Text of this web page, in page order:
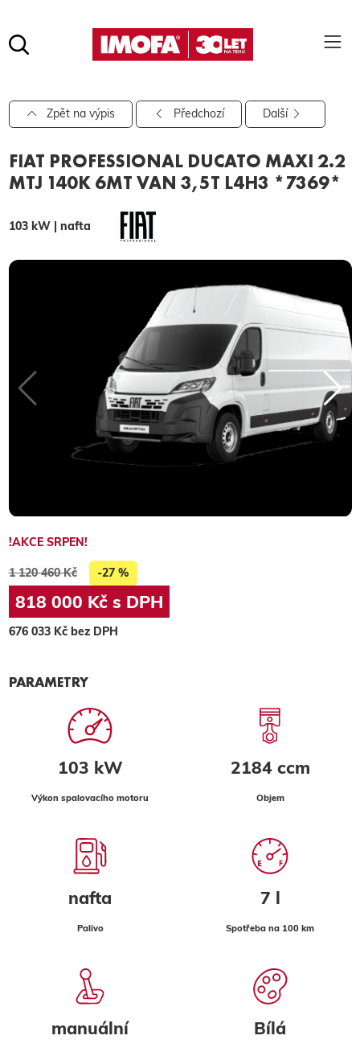
hledat
Pro vyhledávání zadejte alespoň 3 znaky.
Zpět na výpis Předchozí Další
FIAT PROFESSIONAL DUCATO MAXI 2.2
MTJ 140K 6MT VAN 3,5T L4H3 *7369*
103 kW | nafta
!AKCE SRPEN!
1 120 460 Kč -27 %
818 000 Kč s DPH
676 033 Kč bez DPH
PARAMETRY
103 kW
Výkon spalovacího motoru
2184 ccm
Objem
nafta
Palivo
7 l
Spotřeba na 100 km
manuální Bílá